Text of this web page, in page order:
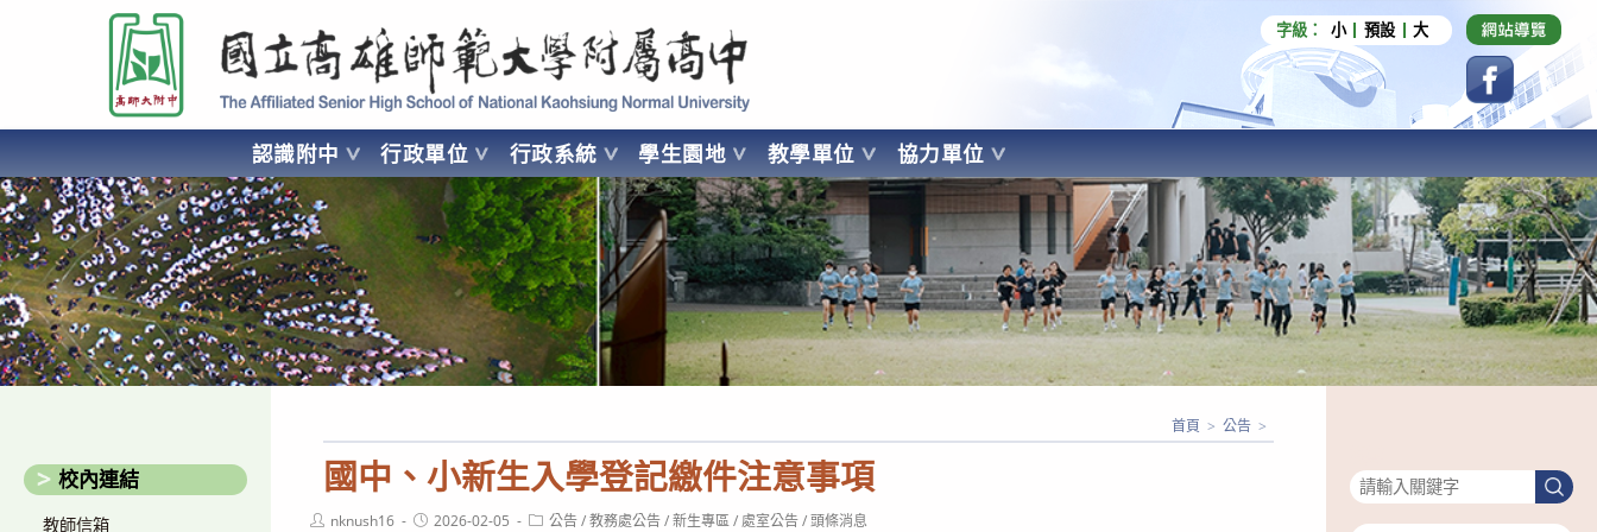
要
容
國立高雄師範大學附屬高級中學 Affiliated Senior High School of National Kaohsiung Normal University
字級： 小 預設 大
認識附中 行政單位 行政系統 學生園地 教學單位 協力單位
AFFILIATED SENIOR HIGH SCHOOL OF NATIONAL KAOHSIUNG NORMAL UNIVERSITY
國中、小新生入學登記繳件注意事項
首頁 > 公告 >
Postnknush16
Post2026-02-05
Post公告 / 教務處公告 / 新生專區 / 處室公告 / 頭條消息
校內連結
教師信箱
搜
尋